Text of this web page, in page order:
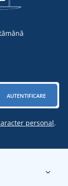
AUTENTIFICARE
personal.